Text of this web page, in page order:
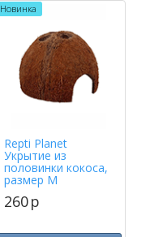
Новинка
Repti Planet
Укрытие из
половинки кокоса,
размер M
260p